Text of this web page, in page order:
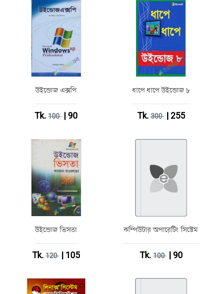
উইন্ডোজ এক্সপি
Tk.100| 90
ধাপে ধাপে উইন্ডোজ ৮
Tk.300| 255
উইন্ডোজ ভিসতা
Tk.120| 105
কম্পিউটার অপারেটিং সিস্টেম
Tk.100| 90